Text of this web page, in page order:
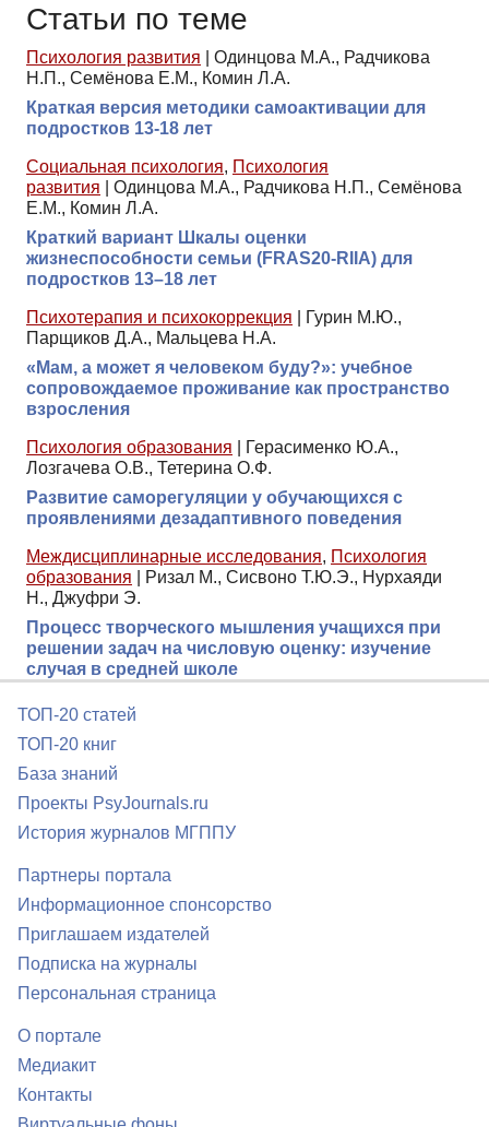
Статьи по теме
Психология развития
Одинцова М.А., Радчикова
Н.П., Семёнова Е.М., Комин Л.А.
Краткая версия методики самоактивации для
подростков 13-18 лет
Социальная психология, Психология
развития
Одинцова М.А., Радчикова Н.П., Семёнова
Е.М., Комин Л.А.
Краткий вариант Шкалы оценки
жизнеспособности семьи (FRAS20-RIIА) для
подростков 13–18 лет
Психотерапия и психокоррекция
Гурин М.Ю.,
Парщиков Д.А., Мальцева Н.А.
«Мам, а может я человеком буду?»: учебное
сопровождаемое проживание как пространство
взросления
Психология образования
Герасименко Ю.А.,
Лозгачева О.В., Тетерина О.Ф.
Развитие саморегуляции у обучающихся с
проявлениями дезадаптивного поведения
Междисциплинарные исследования, Психология
образования
Ризал М., Сисвоно Т.Ю.Э., Нурхаяди
Н., Джуфри Э.
Процесс творческого мышления учащихся при
решении задач на числовую оценку: изучение
случая в средней школе
ТОП-20 статей
ТОП-20 книг
База знаний
Проекты PsyJournals.ru
История журналов МГППУ
Партнеры портала
Информационное спонсорство
Приглашаем издателей
Подписка на журналы
Персональная страница
О портале
Медиакит
Контакты